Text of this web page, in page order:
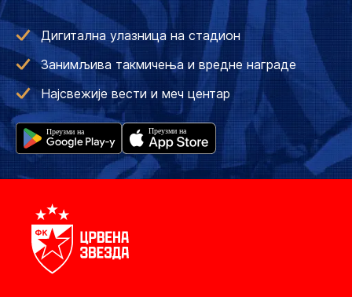
Дигитална улазница на стадион
Занимљива такмичења и вредне награде
Најсвежије вести и меч центар